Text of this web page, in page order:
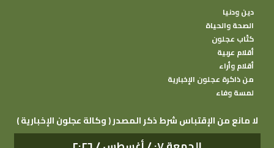
دين ودنيا
الصحة والحياة
كتًاب عجلون
أقلام عربية
أقلام وأراء
من ذاكرة عجلون الإخبارية
لمسة وفاء
( وكالة عجلون الإخبارية ) لا مانع من الإقتباس شرط ذكر المصدر